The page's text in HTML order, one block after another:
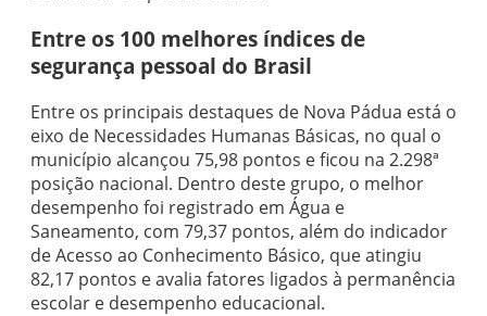
Entre os 100 melhores índices de
segurança pessoal do Brasil
Entre os principais destaques de Nova Pádua está o
eixo de Necessidades Humanas Básicas, no qual o
município alcançou 75,98 pontos e ficou na 2.298ª
posição nacional. Dentro deste grupo, o melhor
desempenho foi registrado em Água e
Saneamento, com 79,37 pontos, além do indicador
de Acesso ao Conhecimento Básico, que atingiu
82,17 pontos e avalia fatores ligados à permanência
escolar e desempenho educacional.